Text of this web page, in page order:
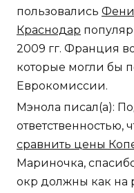
пользовались
Краснодар
2009 гг. Франция
которые могли бы
Еврокомиссии.
Мэнола писал(а):
ответственностью,
сравнить цены
Мариночка,
окр должны как на